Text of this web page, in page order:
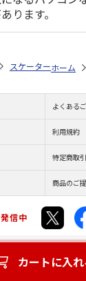
ります。
カートに入れ
スケーター エ
ホーム
よくある
利用規約
特定商取
商品のご
信中